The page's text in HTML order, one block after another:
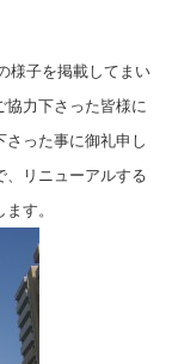
様子を掲載してまい
協力下さった皆様に
った事に御礼申し
リニューアルする
す。